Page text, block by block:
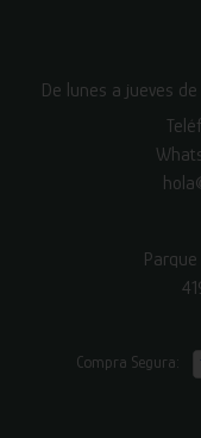
De lunes a jueves
Compra Segura: